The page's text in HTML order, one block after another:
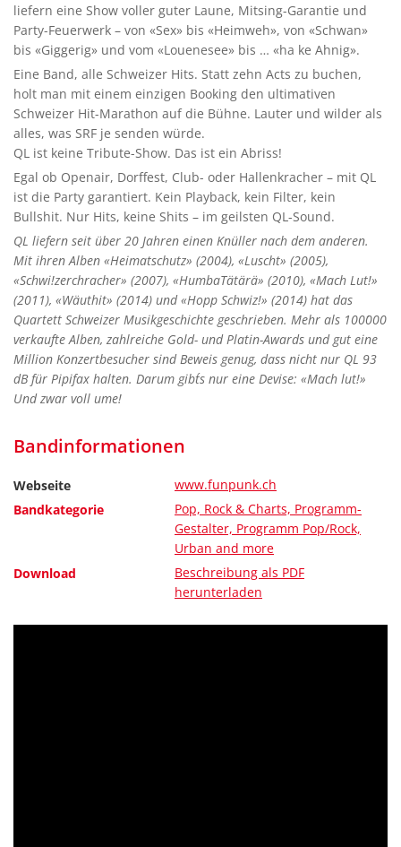
liefern eine Show voller guter Laune, Mitsing-Garantie und
Party-Feuerwerk – von «Sex» bis «Heimweh», von «Schwan»
bis «Giggerig» und vom «Louenesee» bis … «ha ke Ahnig».
Eine Band, alle Schweizer Hits. Statt zehn Acts zu buchen,
holt man mit einem einzigen Booking den ultimativen
Schweizer Hit-Marathon auf die Bühne. Lauter und wilder als
alles, was SRF je senden würde.
QL ist keine Tribute-Show. Das ist ein Abriss!
Egal ob Openair, Dorffest, Club- oder Hallenkracher – mit QL
ist die Party garantiert. Kein Playback, kein Filter, kein
Bullshit. Nur Hits, keine Shits – im geilsten QL-Sound.
QL liefern seit über 20 Jahren einen Knüller nach dem anderen.
Mit ihren Alben «Heimatschutz» (2004), «Luscht» (2005),
«Schwi!zerchracher» (2007), «HumbaTätärä» (2010), «Mach Lut!»
(2011), «Wäuthit» (2014) und «Hopp Schwiz!» (2014) hat das
Quartett Schweizer Musikgeschichte geschrieben. Mehr als 100´000
verkaufte Alben, zahlreiche Gold- und Platin-Awards und gut eine
Million Konzertbesucher sind Beweis genug, dass nicht nur QL 93
dB für Pipifax halten. Darum gibt´s nur eine Devise: «Mach lut!»
Und zwar voll ume!
Bandinformationen
Webseite
www.funpunk.ch
Bandkategorie
Pop, Rock & Charts, Programm-
Gestalter, Programm Pop/Rock,
Urban and more
Download
Beschreibung als PDF
herunterladen